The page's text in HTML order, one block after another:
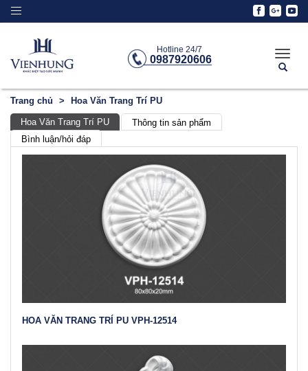
Toggle
Hotline 24/7
0987920606
Toggle
Trang chủ Hoa Văn Trang Trí PU
Hoa Văn Trang Trí PU
Thông tin sản phẩm
Bình luận/hỏi đáp
HOA VĂN TRANG TRÍ PU VPH-12514